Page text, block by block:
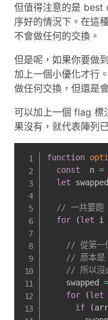
但值得注意的是 best
序好的情況下。在這
不會做任何的交換。
但是呢，如果你要做
加上一個小優化才行
做任何交換，但還是
可以加上一個 flag 標
果沒有，就代表陣列
function
const
  n
=
let swapped
// 一共要跑
for
(let i
// 從第一
// 原本是
// 所以沒
    swapped
=
for
(let
if
(arr